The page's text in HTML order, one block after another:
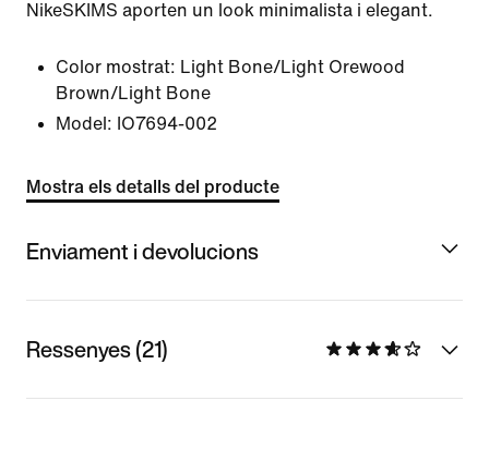
NikeSKIMS aporten un look minimalista i elegant.
Color mostrat: Light Bone/Light Orewood
Brown/Light Bone
Model: IO7694-002
Mostra els detalls del producte
Enviament i devolucions
Ressenyes (21)